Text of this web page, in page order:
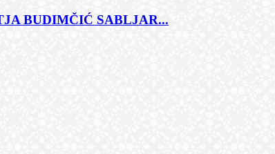
BUDIMČIĆ SABLJAR...